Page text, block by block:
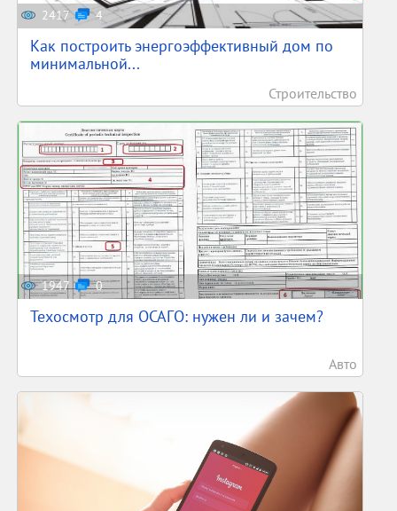
2417 4
Как построить энергоэффективный дом по
минимальной...
Строительство
1947 0
Техосмотр для ОСАГО: нужен ли и зачем?
Авто